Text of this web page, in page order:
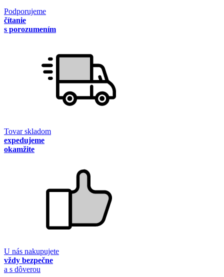
Podporujeme
čítanie
s porozumením
Tovar skladom
expedujeme
okamžite
U nás nakupujete
vždy bezpečne
a s dôverou